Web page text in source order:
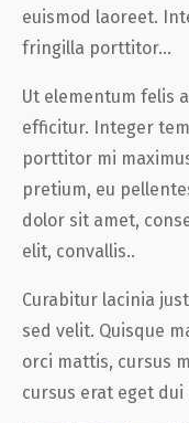
euismod laoreet.
fringilla porttitor…
Ut elementum felis
efficitur. Integer
porttitor mi
pretium, eu
dolor sit amet,
elit, convallis..
Curabitur lacinia
sed velit. Quisque
orci mattis, cursus
cursus erat eget